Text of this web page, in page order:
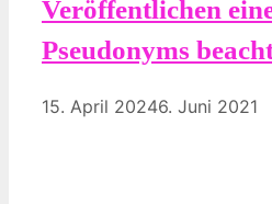
Veröffentlichen
Pseudonyms
15. April 20246. Juni 2021